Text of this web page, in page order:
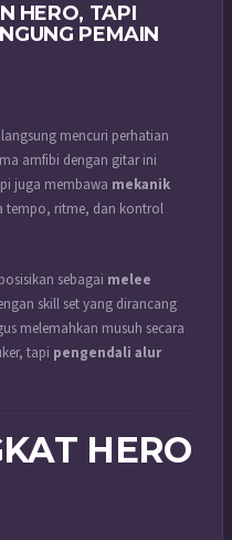
HERO, TAPI
PEMAIN
langsung mencuri perhatian
amfibi dengan gitar ini
juga membawa mekanik
tempo, ritme, dan kontrol
sebagai melee
skill set yang dirancang
melemahkan musuh secara
tapi pengendali alur
HERO